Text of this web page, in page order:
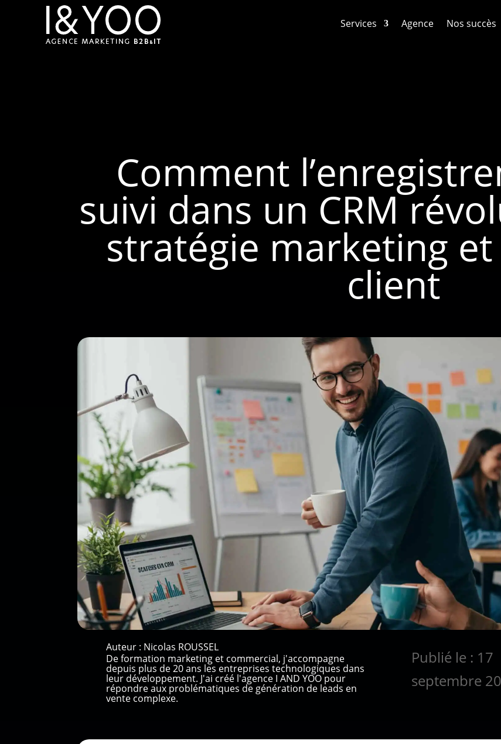
Services Agence Nos succès
Comment
suivi dans un CRM
stratégie marketing
client
Auteur : Nicolas ROUSSEL
De formation marketing et commercial, j'accompagne
depuis plus de 20 ans les entreprises technologiques dans
leur développement. J'ai créé l'agence I AND YOO pour
répondre aux problématiques de génération de leads en
vente complexe.
Publié le : 17
septembre